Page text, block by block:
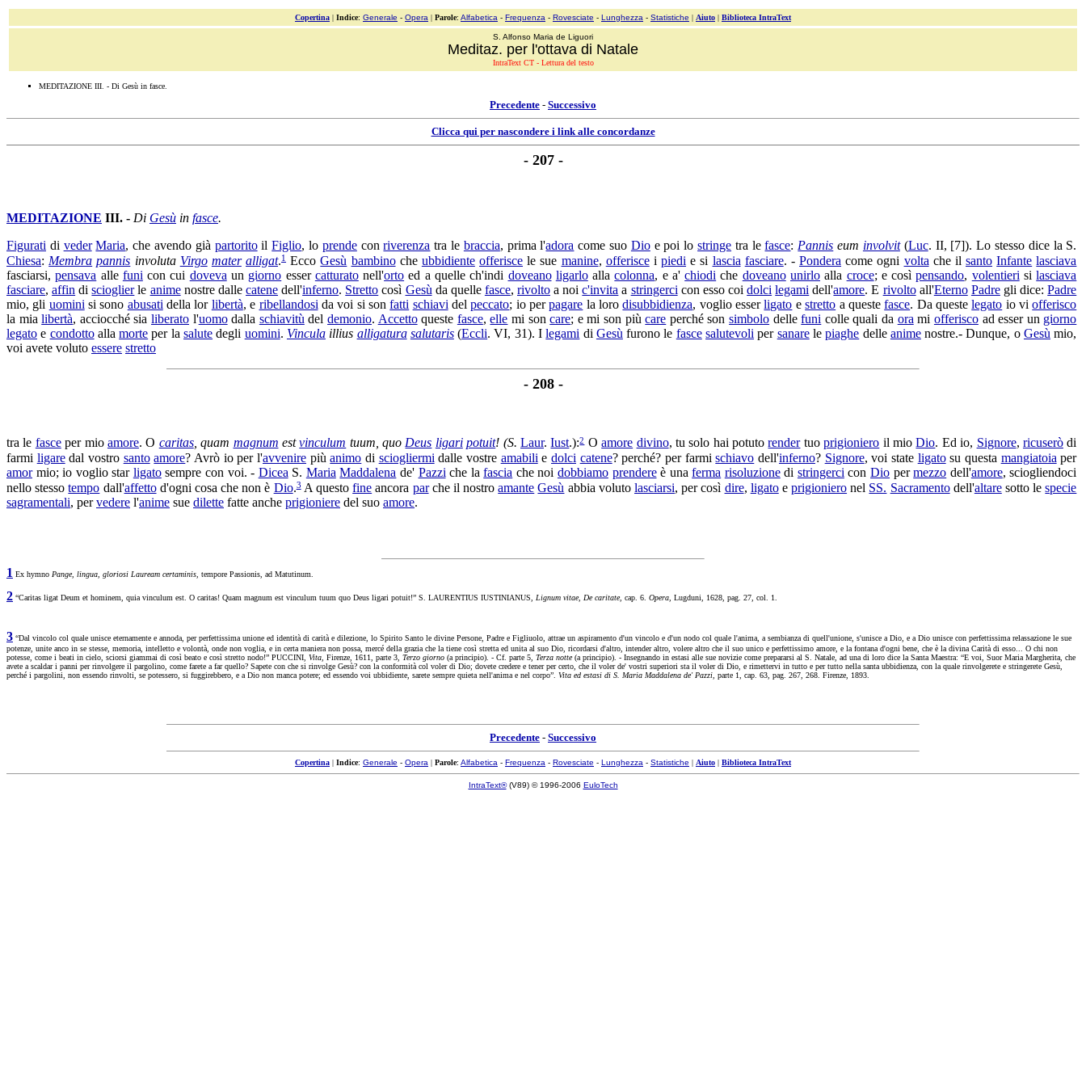
Copertina | Indice: Generale - Opera | Parole: Alfabetica - Frequenza - Rovesciate - Lunghezza - Statistiche | Aiuto | Biblioteca IntraText
S. Alfonso Maria de Liguori
Meditaz. per l'ottava di Natale
IntraText CT - Lettura del testo
MEDITAZIONE III. - Di Gesù in fasce.
Precedente - Successivo
Clicca qui per nascondere i link alle concordanze
- 207 -
MEDITAZIONE III. - Di Gesù in fasce.
Figurati di veder Maria, che avendo già partoritoilFiglio, lo prendeconriverenza tra le braccia, prima l'adora come suo Dioe poi lostringe tra lefasce: Pannis eum involvit (Luc. II, [7]). Lo stesso dice la S.
Chiesa: Membra pannis involuta Virgo mater alligat.1 EccoGesù bambinoche ubbidiente offerisce le sue manine, offerisceipiedi e si lascia fasciare. -Pondera come ogni volta che ilsanto Infante lasciava
fasciarsi,pensava alle funi con cui doveva un giorno esser catturatonell'orto ed a quelle ch'indi doveano ligarloallacolonna, e a'chiodi che doveano unirlo alla croce; e cosìpensando, volentieri silasciava
fasciare,affin discioglierle animenostre dalle catene dell'inferno. Stretto così Gesù da quelle fasce, rivolto a noic'invita a stringerci con esso coidolci legami dell'amore. E rivoltoall'Eterno Padregli dice:Padre
mio, gli uomini si sono abusati della lor libertà, e ribellandosi da voi si sonfatti schiavi delpeccato; io perpagare la lorodisubbidienza, voglio esserligato estretto a questefasce. Da questelegato io viofferisco
la mialibertà, acciocché sialiberato l'uomodalla schiavitù deldemonio. Accettoqueste fasce,elle mi soncare; e mi son piùcare perché sonsimbolo dellefuni colle quali da ora mi offeriscoad esser un giorno
legato e condottoallamorte per lasalute degli uomini. Vinculaillius alligatura salutaris (Eccli. VI, 31). Ilegami di Gesù furono le fasce salutevoli per sanarelepiaghe delle animenostre.- Dunque, oGesù mio,
voi avete voluto essere stretto
- 208 -
tra le fasceper mio amore. O caritas, quam magnum estvinculum tuum, quoDeus ligari potuit! (S. Laur.Iust.):2Oamore divino, tu solo hai potutorendertuoprigioniero il mioDio. Ed io, Signore, ricuseròdi
farmi ligaredal vostro santo amore? Avrò io per l'avvenire piùanimo di sciogliermi dalle vostre amabili e dolci catene? perché? per farmischiavo dell'inferno? Signore, voi state ligatosu questa mangiatoia per
amormio; io voglio star ligatosempre con voi. - Dicea S. Maria Maddalena de' Pazzi che lafascia che noi dobbiamo prendereè unaferma risoluzionedi stringerci conDio permezzo dell'amore,sciogliendoci
nello stessotempo dall'affettod'ogni cosa che non è Dio.3A questofine ancora parche il nostroamante Gesù abbia voluto lasciarsi, per così dire, ligatoeprigioniero nel SS. Sacramentodell'altaresotto lespecie
sagramentali, pervedere l'anime sue dilette fatte anche prigioniere del suo amore.
1 Ex hymno Pange, lingua, gloriosi Lauream certaminis, tempore Passionis, ad Matutinum.
2 “Caritas ligat Deum et hominem, quia vinculum est. O caritas! Quam magnum est vinculum tuum quo Deus ligari potuit!” S. LAURENTIUS IUSTINIANUS, Lignum vitae, De caritate, cap. 6. Opera, Lugduni, 1628, pag. 27, col. 1.
3 “Dal vincolo col quale unisce eternamente e annoda, per perfettissima unione ed identità di carità e dilezione, lo Spirito Santo le divine Persone, Padre e Figliuolo, attrae un aspiramento d'un vincolo e d'un nodo col quale l'anima, a sembianza di quell'unione, s'unisce a Dio, e a Dio unisce con perfettissima relassazione le sue
potenze, unite anco in se stesse, memoria, intelletto e volontà, onde non voglia, e in certa maniera non possa, mercé della grazia che la tiene così stretta ed unita al suo Dio, ricordarsi d'altro, intender altro, volere altro che il suo unico e perfettissimo amore, e la fontana d'ogni bene, che è la divina Carità di esso... O chi non
potesse, come i beati in cielo, sciorsi giammai di così beato e così stretto nodo!” PUCCINI, Vita, Firenze, 1611, parte 3, Terzo giorno (a principio). - Cf. parte 5, Terza notte(a principio). - Insegnando in estasi alle sue novizie come prepararsi al S. Natale, ad una di loro dice la Santa Maestra: “E voi, Suor Maria Margherita, che
avete a scaldar i panni per rinvolgere il pargolino, come farete a far quello? Sapete con che si rinvolge Gesù? con la conformità col voler di Dio; dovete credere e tener per certo, che il voler de' vostri superiori sta il voler di Dio, e rimettervi in tutto e per tutto nella santa ubbidienza, con la quale rinvolgerete e stringerete Gesù,
perché i pargolini, non essendo rinvolti, se potessero, si fuggirebbero, e a Dio non manca potere; ed essendo voi ubbidiente, sarete sempre quieta nell'anima e nel corpo”. Vita ed estasi di S. Maria Maddalena de' Pazzi, parte 1, cap. 63, pag. 267, 268. Firenze, 1893.
Precedente - Successivo
Copertina | Indice: Generale - Opera | Parole: Alfabetica - Frequenza - Rovesciate - Lunghezza - Statistiche | Aiuto | Biblioteca IntraText
IntraText®(V89) © 1996-2006 EuloTech